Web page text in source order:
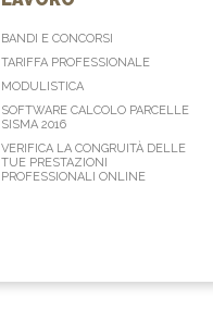
BANDI E CONCORSI
TARIFFA PROFESSIONALE
MODULISTICA
SOFTWARE CALCOLO PARCELLE
SISMA 2016
VERIFICA LA CONGRUITÀ DELLE
TUE PRESTAZIONI
PROFESSIONALI ONLINE